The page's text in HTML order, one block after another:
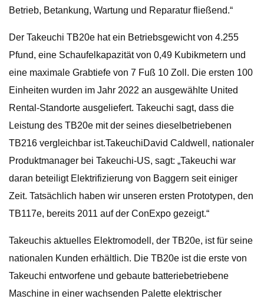
Betrieb, Betankung, Wartung und Reparatur fließend.“
Der Takeuchi TB20e hat ein Betriebsgewicht von 4.255
Pfund, eine Schaufelkapazität von 0,49 Kubikmetern und
eine maximale Grabtiefe von 7 Fuß 10 Zoll. Die ersten 100
Einheiten wurden im Jahr 2022 an ausgewählte United
Rental-Standorte ausgeliefert. Takeuchi sagt, dass die
Leistung des TB20e mit der seines dieselbetriebenen
TB216 vergleichbar ist.TakeuchiDavid Caldwell, nationaler
Produktmanager bei Takeuchi-US, sagt: „Takeuchi war
daran beteiligt Elektrifizierung von Baggern seit einiger
Zeit. Tatsächlich haben wir unseren ersten Prototypen, den
TB117e, bereits 2011 auf der ConExpo gezeigt.“
Takeuchis aktuelles Elektromodell, der TB20e, ist für seine
nationalen Kunden erhältlich. Die TB20e ist die erste von
Takeuchi entworfene und gebaute batteriebetriebene
Maschine in einer wachsenden Palette elektrischer